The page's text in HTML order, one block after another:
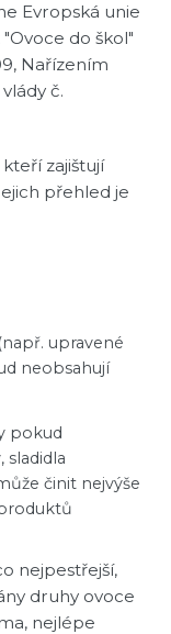
Evropská unie
do škol"
Nařízením
č.
zajištují
přehled je
upravené
neobsahují
pokud
sladidla
činit nejvýše
nejpestřejší,
druhy ovoce
nejlépe